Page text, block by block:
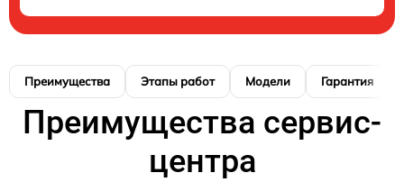
Преимущества Этапы работ Модели Гарантия
Преимущества сервис-
центра